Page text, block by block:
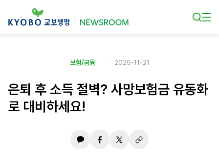
보험/금융 2025-11-21
은퇴 후 소득 절벽? 사망보험금 유동화
로 대비하세요!